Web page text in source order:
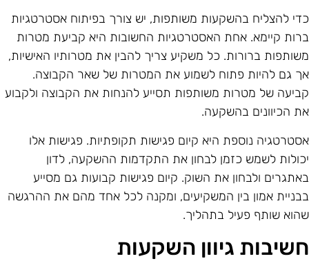
להצליח בהשקעות משותפות, יש צורך בפיתוח אסטרטגיות
קיימא. אחת האסטרטגיות החשובות היא קביעת מטרות
ברורות. כל משקיע צריך להבין את מטרותיו האישיות,
גם להיות פתוח לשמוע את המטרות של שאר הקבוצה.
של מטרות משותפות תסייע להנחות את הקבוצה ולקבוע
הכיוונים בהשקעה.
נוספת היא קיום פגישות תקופתיות. פגישות אלו
לשמש כזמן לבחון את התקדמות ההשקעה, לדון
ולבחון את השוק. קיום פגישות קבועות גם מסייע
אמון בין המשקיעים, ומקנה לכל אחד מהם את ההרגשה
שותף פעיל בתהליך.
גיוון השקעות